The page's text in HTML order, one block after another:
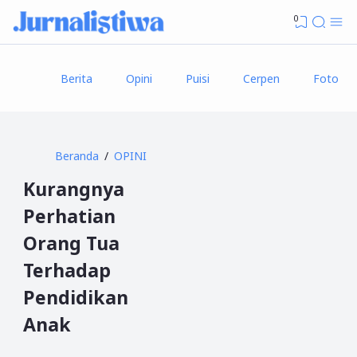
0
Berita Opini Puisi Cerpen Foto
Beranda OPINI
Kurangnya
Perhatian
Orang Tua
Terhadap
Pendidikan
Anak